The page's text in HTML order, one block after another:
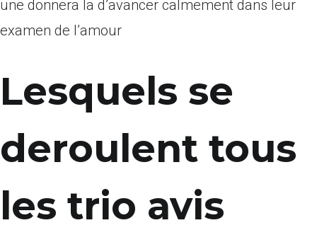
une donnera la d’avancer calmement dans leur
examen de l’amour
Lesquels se
deroulent tous
les trio avis